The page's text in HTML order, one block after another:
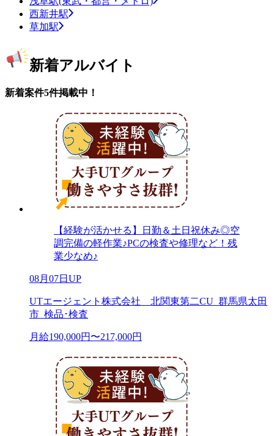
西新井駅
草加駅
新着アルバイト
新着案件5件掲載中！
【経験が活かせる】日勤＆土日祝休み◎空
調完備の軽作業♪PCの検査や修理など！残
業少なめ♪
08月07日UP
UTエージェント株式会社 北関東第二CU_群馬県太田
市_検品･検査
月給190,000円〜217,000円